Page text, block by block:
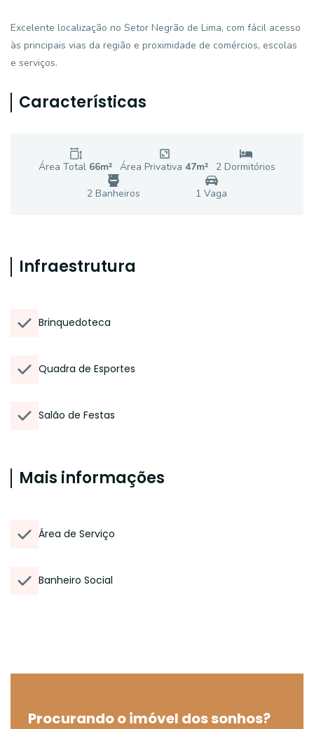
Excelente localização no Setor Negrão de Lima, com fácil acesso
às principais vias da região e proximidade de comércios, escolas
e serviços.
Características
Área Total 66m² Área Privativa 47m² 2 Dormitórios
2 Banheiros 1 Vaga
Infraestrutura
Brinquedoteca
Quadra de Esportes
Salão de Festas
Mais informações
Área de Serviço
Banheiro Social
Procurando o imóvel dos sonhos?